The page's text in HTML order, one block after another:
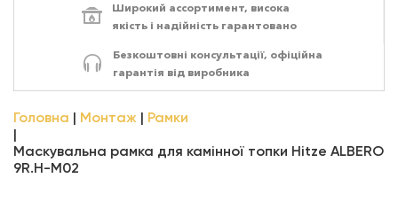
АКСЕСУАРИ
Широкий ассортимент, висока
якість і надійність гарантовано
Безкоштовні консультації, офіційна
гарантія від виробника
Головна Монтаж Рамки
Маскувальна рамка для камінної топки Hitze ALBERO
9R.H-М02